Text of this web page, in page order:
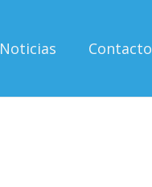
Noticias Contacto